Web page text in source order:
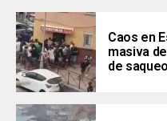
Caos en
masiva
de